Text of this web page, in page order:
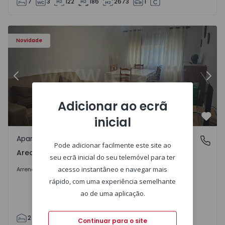
Novidade
Apartamento T2 Gondomar, Areosa - 1574869 - 1
Anterior
Areosa, Gondomar
Apartamento
Areosa, Gondomar
Arrendar 1.200 €/mês
2 97 1 2
Adicionar ao ecrã
inicial
Pode adicionar facilmente este site ao
seu ecrã inicial do seu telemóvel para ter
acesso instantâneo e navegar mais
rápido, com uma experiência semelhante
ao de uma aplicação.
Continuar para o site